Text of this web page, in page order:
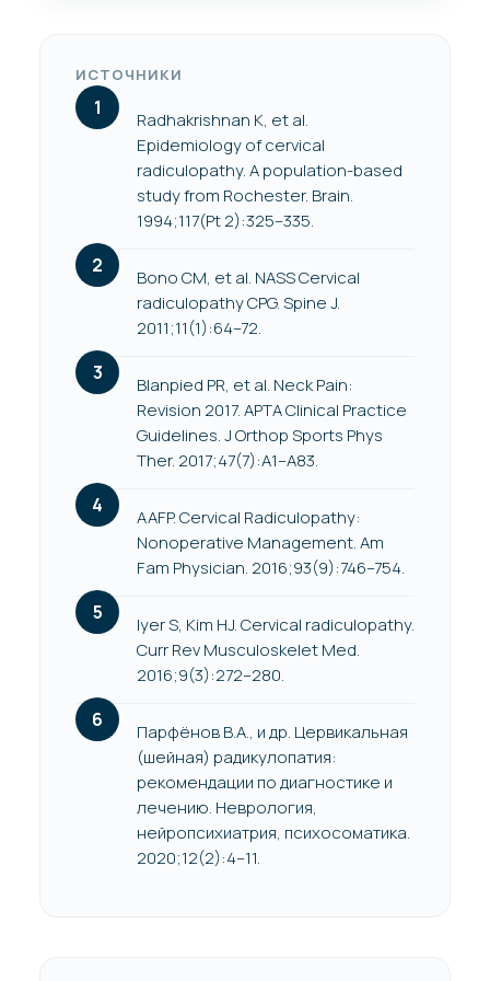
ИСТОЧНИКИ
Radhakrishnan K, et al.
Epidemiology of cervical
radiculopathy. A population-based
study from Rochester. Brain.
1994;117(Pt 2):325–335.
Bono CM, et al. NASS Cervical
radiculopathy CPG. Spine J.
2011;11(1):64–72.
Blanpied PR, et al. Neck Pain:
Revision 2017. APTA Clinical Practice
Guidelines. J Orthop Sports Phys
Ther. 2017;47(7):A1–A83.
AAFP. Cervical Radiculopathy:
Nonoperative Management. Am
Fam Physician. 2016;93(9):746–754.
Iyer S, Kim HJ. Cervical radiculopathy.
Curr Rev Musculoskelet Med.
2016;9(3):272–280.
Парфёнов В.А., и др. Цервикальная
(шейная) радикулопатия:
рекомендации по диагностике и
лечению. Неврология,
нейропсихиатрия, психосоматика.
2020;12(2):4–11.